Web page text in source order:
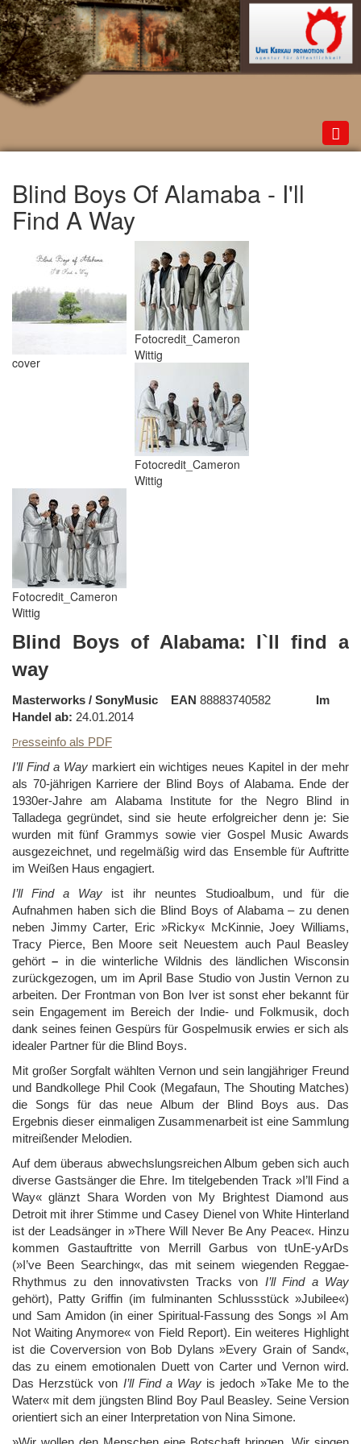
Blind Boys Of Alamaba - I'll
Find A Way
cover
Fotocredit_Cameron
Wittig
Fotocredit_Cameron
Wittig
Fotocredit_Cameron
Wittig
Blind Boys of Alabama: I`ll find a
way
Masterworks / SonyMusic EAN 88883740582
Im
Handel ab: 24.01.2014
Presseinfo als PDF
I’ll Find a Way markiert ein wichtiges neues Kapitel in der mehr
als 70-jährigen Karriere der Blind Boys of Alabama. Ende der
1930er-Jahre am Alabama Institute for the Negro Blind in
Talladega gegründet, sind sie heute erfolgreicher denn je: Sie
wurden mit fünf Grammys sowie vier Gospel Music Awards
ausgezeichnet, und regelmäßig wird das Ensemble für Auftritte
im Weißen Haus engagiert.
I’ll Find a Way ist ihr neuntes Studioalbum, und für die
Aufnahmen haben sich die Blind Boys of Alabama – zu denen
neben Jimmy Carter, Eric »Ricky« McKinnie, Joey Williams,
Tracy Pierce, Ben Moore seit Neuestem auch Paul Beasley
gehört– in die winterliche Wildnis des ländlichen Wisconsin
zurückgezogen, um im April Base Studio von Justin Vernon zu
arbeiten. Der Frontman von Bon Iver ist sonst eher bekannt für
sein Engagement im Bereich der Indie- und Folkmusik, doch
dank seines feinen Gespürs für Gospelmusik erwies er sich als
idealer Partner für die Blind Boys.
Mit großer Sorgfalt wählten Vernon und sein langjähriger Freund
und Bandkollege Phil Cook (Megafaun, The Shouting Matches)
die Songs für das neue Album der Blind Boys aus. Das
Ergebnis dieser einmaligen Zusammenarbeit ist eine Sammlung
mitreißender Melodien.
Auf dem überaus abwechslungsreichen Album geben sich auch
diverse Gastsänger die Ehre. Im titelgebenden Track »I’ll Find a
Way« glänzt Shara Worden von My Brightest Diamond aus
Detroit mit ihrer Stimme und Casey Dienel von White Hinterland
ist der Leadsänger in »There Will Never Be Any Peace«. Hinzu
kommen Gastauftritte von Merrill Garbus von tUnE-yArDs
(»I’ve Been Searching«, das mit seinem wiegenden Reggae-
Rhythmus zu den innovativsten Tracks von I’ll Find a Way
gehört), Patty Griffin (im fulminanten Schlussstück »Jubilee«)
und Sam Amidon (in einer Spiritual-Fassung des Songs »I Am
Not Waiting Anymore« von Field Report). Ein weiteres Highlight
ist die Coverversion von Bob Dylans »Every Grain of Sand«,
das zu einem emotionalen Duett von Carter und Vernon wird.
Das Herzstück von I’ll Find a Way is jedoch »Take Me to the
Water« mit dem jüngsten Blind Boy Paul Beasley. Seine Version
orientiert sich an einer Interpretation von Nina Simone.